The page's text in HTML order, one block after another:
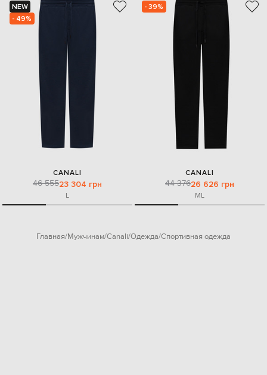
NEW
- 49%
CANALI
46 55523 304 грн
L
- 39%
CANALI
44 37626 626 грн
ML
Главная Мужчинам Canali Одежда Спортивная одежда